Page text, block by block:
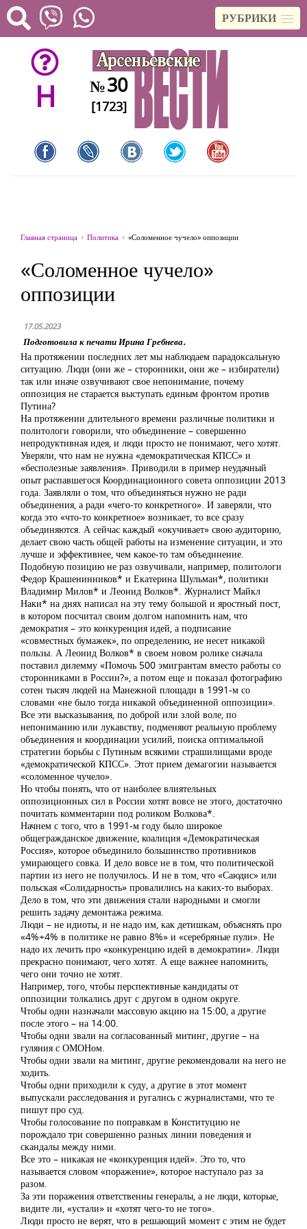
РУБРИКИ
H №30
[1723]
Главная страница Политика «Соломенное чучело» оппозиции
«Соломенное чучело»
оппозиции
17.05.2023
Подготовила к печати Ирина Гребнева.
На протяжении последних лет мы наблюдаем парадоксальную
ситуацию. Люди (они же – сторонники, они же – избиратели)
так или иначе озвучивают свое непонимание, почему
оппозиция не старается выступать единым фронтом против
Путина?
На протяжении длительного времени различные политики и
политологи говорили, что объединение – совершенно
непродуктивная идея, и люди просто не понимают, чего хотят.
Уверяли, что нам не нужна «демократическая КПСС» и
«бесполезные заявления». Приводили в пример неудачный
опыт распавшегося Координационного совета оппозиции 2013
года. Заявляли о том, что объединяться нужно не ради
объединения, а ради «чего-то конкретного». И заверяли, что
когда это «что-то конкретное» возникает, то все сразу
объединяются. А сейчас каждый «окучивает» свою аудиторию,
делает свою часть общей работы на изменение ситуации, и это
лучше и эффективнее, чем какое-то там объединение.
Подобную позицию не раз озвучивали, например, политологи
Федор Крашенинников* и Екатерина Шульман*, политики
Владимир Милов* и Леонид Волков*. Журналист Майкл
Наки* на днях написал на эту тему большой и яростный пост,
в котором посчитал своим долгом напомнить нам, что
демократия – это конкуренция идей, а подписание
«совместных бумажек», по определению, не несет никакой
пользы. А Леонид Волков* в своем новом ролике сначала
поставил дилемму «Помочь 500 эмигрантам вместо работы со
сторонниками в России?», а потом еще и показал фотографию
сотен тысяч людей на Манежной площади в 1991-м со
словами «не было тогда никакой объединенной оппозиции».
Все эти высказывания, по доброй или злой воле, по
непониманию или лукавству, подменяют реальную проблему
объединения и координации усилий, поиска оптимальной
стратегии борьбы с Путиным всякими страшилищами вроде
«демократической КПСС». Этот прием демагогии называется
«соломенное чучело».
Но чтобы понять, что от наиболее влиятельных
оппозиционных сил в России хотят вовсе не этого, достаточно
почитать комментарии под роликом Волкова*.
Начнем с того, что в 1991-м году было широкое
общегражданское движение, коалиция «Демократическая
Россия», которое объединило большинство противников
умирающего совка. И дело вовсе не в том, что политической
партии из него не получилось. И не в том, что «Саюдис» или
польская «Солидарность» провалились на каких-то выборах.
Дело в том, что эти движения стали народными и смогли
решить задачу демонтажа режима.
Люди – не идиоты, и не надо им, как детишкам, объяснять про
«4%+4% в политике не равно 8%» и «серебряные пули». Не
надо их лечить про «конкуренцию идей в демократии». Люди
прекрасно понимают, чего хотят. А еще важнее напомнить,
чего они точно не хотят.
Например, того, чтобы перспективные кандидаты от
оппозиции толкались друг с другом в одном округе.
Чтобы одни назначали массовую акцию на 15:00, а другие
после этого – на 14:00.
Чтобы одни звали на согласованный митинг, другие – на
гуляния с ОМОНом.
Чтобы одни звали на митинг, другие рекомендовали на него не
ходить.
Чтобы одни приходили к суду, а другие в этот момент
выпускали расследования и ругались с журналистами, что те
пишут про суд.
Чтобы голосование по поправкам в Конституцию не
порождало три совершенно разных линии поведения и
скандалы между ними.
Все это – никакая не «конкуренция идей». Это то, что
называется словом «поражение», которое наступало раз за
разом.
За эти поражения ответственны генералы, а не люди, которые,
видите ли, «устали» и «хотят чего-то не того».
Люди просто не верят, что в решающий момент с этим не будет